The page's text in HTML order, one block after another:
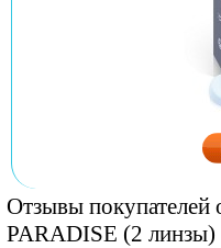
Отзывы покупателей
PARADISE (2 линзы)